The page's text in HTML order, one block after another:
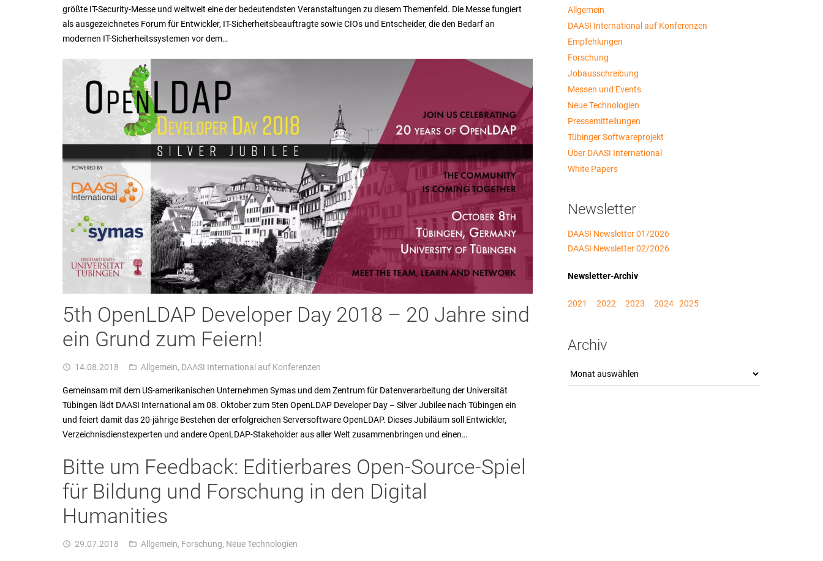
größte IT-Security-Messe und weltweit eine der bedeutendsten Veranstaltungen zu diesem Themenfeld. Die Messe fungiert
als ausgezeichnetes Forum für Entwickler, IT-Sicherheitsbeauftragte sowie CIOs und Entscheider, die den Bedarf an
modernen IT-Sicherheitssystemen vor dem…
5th OpenLDAP Developer Day 2018 – 20 Jahre sind
ein Grund zum Feiern!
access_time 14.08.2018 folder_open Allgemein, DAASI International auf Konferenzen
Gemeinsam mit dem US-amerikanischen Unternehmen Symas und dem Zentrum für Datenverarbeitung der Universität
Tübingen lädt DAASI International am 08. Oktober zum 5ten OpenLDAP Developer Day – Silver Jubilee nach Tübingen ein
und feiert damit das 20-jährige Bestehen der erfolgreichen Serversoftware OpenLDAP. Dieses Jubiläum soll Entwickler,
Verzeichnisdienstexperten und andere OpenLDAP-Stakeholder aus aller Welt zusammenbringen und einen…
Bitte um Feedback: Editierbares Open-Source-Spiel
für Bildung und Forschung in den Digital
Humanities
access_time 29.07.2018 folder_open Allgemein, Forschung, Neue Technologien
Allgemein
DAASI International auf Konferenzen
Empfehlungen
Forschung
Jobausschreibung
Messen und Events
Neue Technologien
Pressemitteilungen
Tübinger Softwareprojekt
Über DAASI International
White Papers
Newsletter
DAASI Newsletter 01/2026
DAASI Newsletter 02/2026
Newsletter-Archiv
2021 2022 2023 2024 2025
Archiv
Archiv